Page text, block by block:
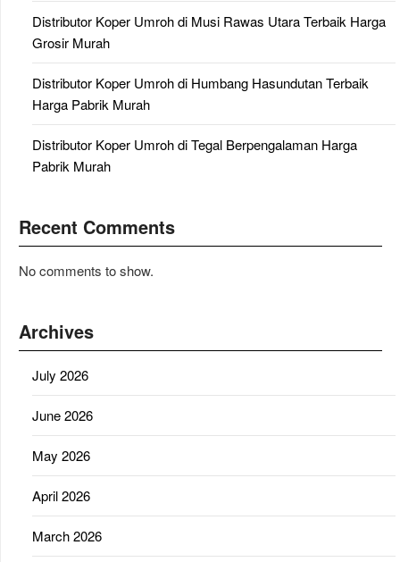
Distributor Koper Umroh di Musi Rawas Utara Terbaik Harga
Grosir Murah
Distributor Koper Umroh di Humbang Hasundutan Terbaik
Harga Pabrik Murah
Distributor Koper Umroh di Tegal Berpengalaman Harga
Pabrik Murah
Recent Comments
No comments to show.
Archives
July 2026
June 2026
May 2026
April 2026
March 2026